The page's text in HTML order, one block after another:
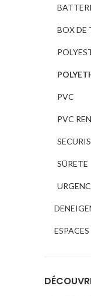
BOX DE
PVC
PVC
SÛRETE